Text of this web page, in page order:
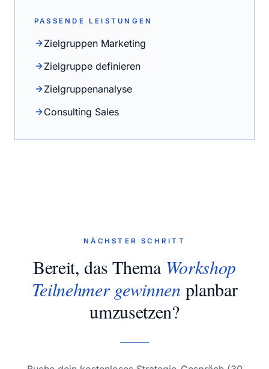
PASSENDE LEISTUNGEN
Zielgruppen Marketing
Zielgruppe definieren
Zielgruppenanalyse
Consulting Sales
NÄCHSTER SCHRITT
Bereit, das Thema Workshop
Teilnehmer gewinnen planbar
umzusetzen?